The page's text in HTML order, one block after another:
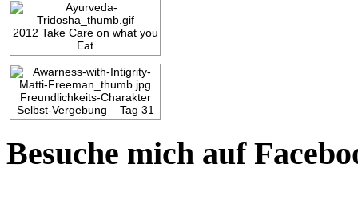
2012 Take Care on what you
Eat
Freundlichkeits-Charakter
Selbst-Vergebung – Tag 31
Besuche mich auf